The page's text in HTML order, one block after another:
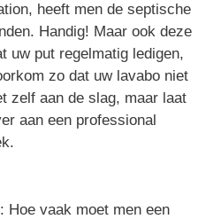
heeft men de septische
Handig! Maar ook deze
uw put regelmatig ledigen,
zo dat uw lavabo niet
zelf aan de slag, maar laat
aan een professional
Hoe vaak moet men een